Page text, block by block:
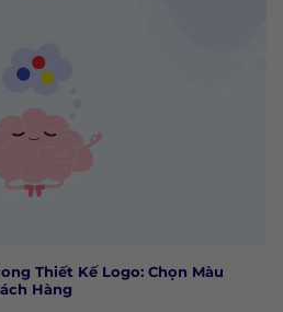
Thiết Kế Logo: Chọn Màu
Hàng